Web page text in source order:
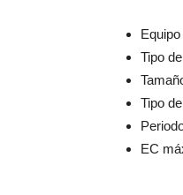
Tipo
Tipo
EC